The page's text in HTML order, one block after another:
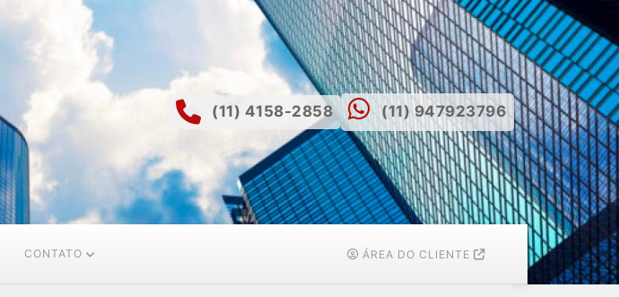
(11) 4158-2858 (11) 947923796
CONTATO ÁREA DO CLIENTE